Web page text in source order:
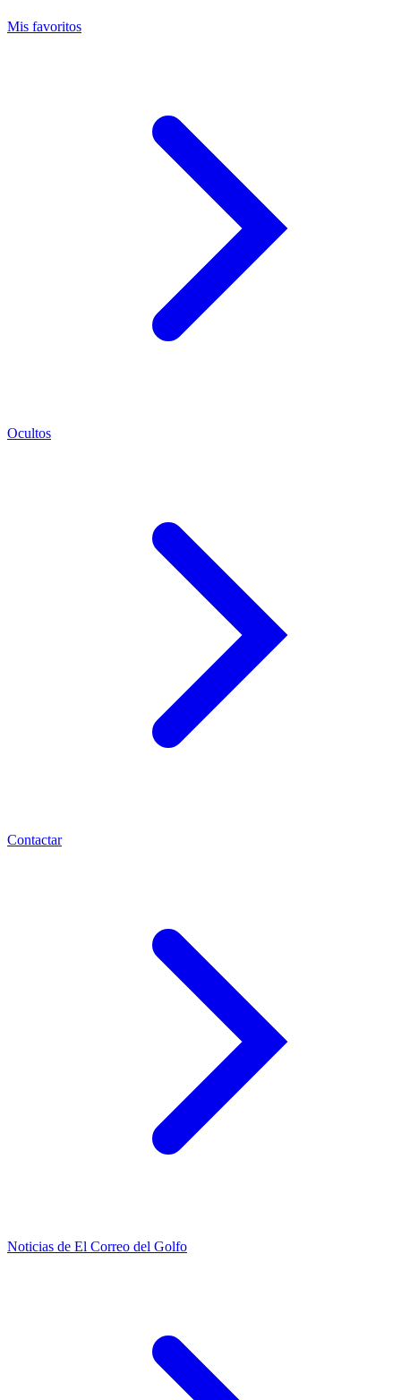
Mis favoritos
Ocultos
Contactar
Noticias de El Correo del Golfo